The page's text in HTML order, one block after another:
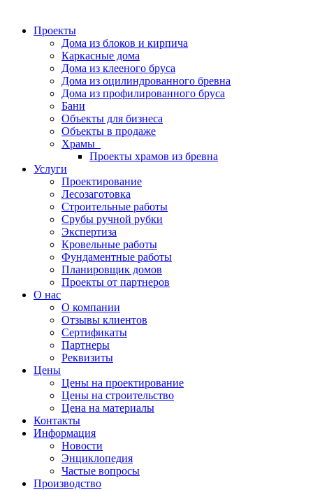
Проекты
Дома из блоков и кирпича
Каркасные дома
Дома из клееного бруса
Дома из оцилиндрованного бревна
Дома из профилированного бруса
Бани
Объекты для бизнеса
Объекты в продаже
Храмы
Проекты храмов из бревна
Услуги
Проектирование
Лесозаготовка
Строительные работы
Срубы ручной рубки
Экспертиза
Кровельные работы
Фундаментные работы
Планировщик домов
Проекты от партнеров
О нас
О компании
Отзывы клиентов
Сертификаты
Партнеры
Реквизиты
Цены
Цены на проектирование
Цены на строительство
Цена на материалы
Контакты
Информация
Новости
Энциклопедия
Частые вопросы
Производство